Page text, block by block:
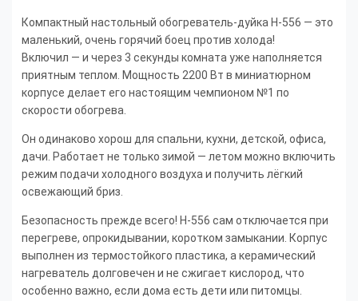
Компактный настольный обогреватель-дуйка H-556 — это
маленький, очень горячий боец против холода!
Включил — и через 3 секунды комната уже наполняется
приятным теплом. Мощность 2200 Вт в миниатюрном
корпусе делает его настоящим чемпионом №1 по
скорости обогрева.
Он одинаково хорош для спальни, кухни, детской, офиса,
дачи. Работает не только зимой — летом можно включить
режим подачи холодного воздуха и получить лёгкий
освежающий бриз.
Безопасность прежде всего! H-556 сам отключается при
перегреве, опрокидывании, коротком замыкании. Корпус
выполнен из термостойкого пластика, а керамический
нагреватель долговечен и не сжигает кислород, что
особенно важно, если дома есть дети или питомцы.